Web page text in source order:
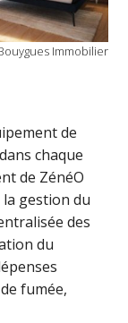
Immobilier
de
chaque
de ZénéO
gestion du
des
du
fumée,